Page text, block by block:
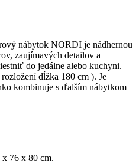
nábytok NORDI je nádhernou
zaujímavých detailov a
do jedálne alebo kuchyni.
dĺžka 180 cm ). Je
kombinuje s ďalším nábytkom
76 x 80 cm.